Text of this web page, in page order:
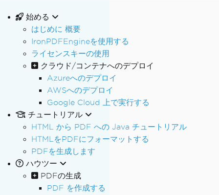
始める
はじめに 概要
IronPDFEngineを使用する
ライセンスキーの使用
クラウド/コンテナへのデプロイ
Azureへのデプロイ
AWSへのデプロイ
Google Cloud 上で実行する
チュートリアル
HTML から PDF への Java チュートリアル
HTMLをPDFにフォーマットする
PDFを生成します
ハウツー
PDFの生成
PDF を作成する